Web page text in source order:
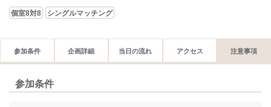
個室8対8 シングルマッチング
参加条件 企画詳細 当日の流れ アクセス 注意事項
参加条件